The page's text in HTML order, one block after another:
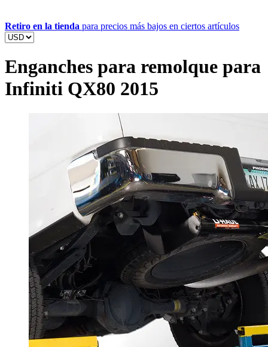
Retiro en la tienda para precios más bajos en ciertos artículos
Enganches para remolque para
Infiniti QX80 2015